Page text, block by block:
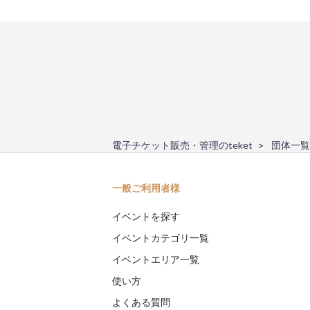
電子チケット販売・管理のteket 団体一覧
一般ご利用者様
イベントを探す
イベントカテゴリ一覧
イベントエリア一覧
使い方
よくある質問